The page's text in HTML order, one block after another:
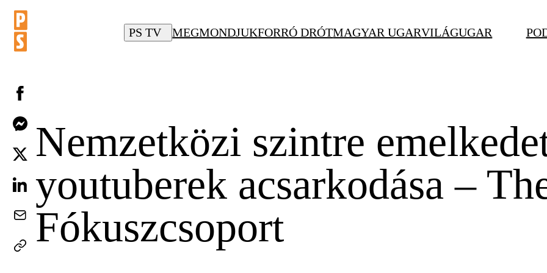
PS TV MEGMONDJUKFORRÓ DRÓTMAGYAR UGARVILÁGUGAR
Nemzetközi szintre
youtuberek acsarkodása –
Fókuszcsoport